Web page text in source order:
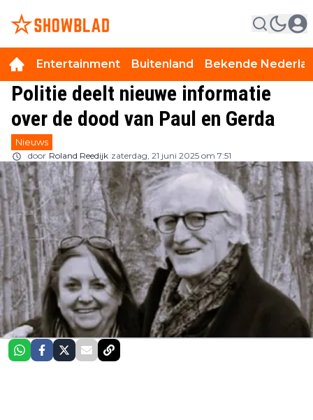
Entertainment Buitenland Bekende
Politie deelt nieuwe informatie
over de dood van Paul en Gerda
Nieuws
door Roland Reedijk zaterdag, 21 juni 2025 om 7:51